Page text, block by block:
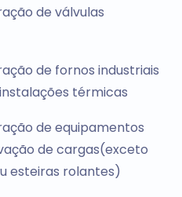
de válvulas
de fornos industriais
térmicas
de equipamentos
de cargas(exceto
esteiras rolantes)